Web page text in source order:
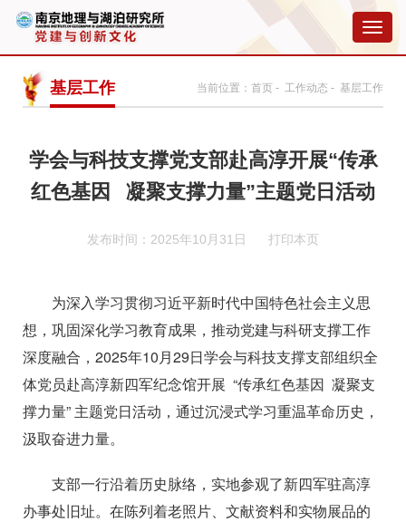
切
换
航
基层工作 当前位置： 首页 - 工作动态 - 基层工作
学会与科技支撑党支部赴高淳开展“传承
红色基因 凝聚支撑力量”主题党日活动
发布时间：2025年10月31日 打印本页
为深入学习贯彻习近平新时代中国特色社会主义思
想，巩固深化学习教育成果，推动党建与科研支撑工作
深度融合， 2025年10月29日学会与科技支撑支部组织全
体党员赴高淳新四军纪念馆开展 “传承红色基因 凝聚支
撑力量” 主题党日活动，通过沉浸式学习重温革命历史，
汲取奋进力量。
支部一行沿着历史脉络，实地参观了新四军驻高淳
办事处旧址。 在陈列着老照片、文献资料和实物展品的